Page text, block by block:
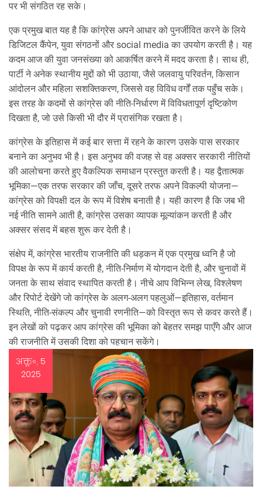
पर भी संगठित रह सके।
एक प्रमुख बात यह है कि कांग्रेस अपने आधार को पुनर्जीवित करने के लिये
डिजिटल कैंपेन, युवा संगठनों और social media का उपयोग करती है। यह
कदम आज की युवा जनसंख्या को आकर्षित करने में मदद करता है। साथ ही,
पार्टी ने अनेक स्थानीय मुद्दों को भी उठाया, जैसे जलवायु परिवर्तन, किसान
आंदोलन और महिला सशक्तिकरण, जिससे वह विविध वर्गों तक पहुँच सके।
इस तरह के कदमों से कांग्रेस की नीति‑निर्धारण में विविधतापूर्ण दृष्टिकोण
दिखता है, जो उसे किसी भी दौर में प्रासंगिक रखता है।
कांग्रेस के इतिहास में कई बार सत्ता में रहने के कारण उसके पास सरकार
बनाने का अनुभव भी है। इस अनुभव की वजह से वह अक्सर सरकारी नीतियों
की आलोचना करते हुए वैकल्पिक समाधान प्रस्तुत करती है। यह द्वैतात्मक
भूमिका—एक तरफ सरकार की जाँच, दूसरे तरफ अपने विकल्पी योजना—
कांग्रेस को विपक्षी दल के रूप में विशेष बनाती है। यही कारण है कि जब भी
नई नीति सामने आती है, कांग्रेस उसका व्यापक मूल्यांकन करती है और
अक्सर संसद में बहस शुरू कर देती है।
संक्षेप में, कांग्रेस भारतीय राजनीति की धड़कन में एक प्रमुख ध्वनि है जो
विपक्ष के रूप में कार्य करती है, नीति‑निर्माण में योगदान देती है, और चुनावों में
जनता के साथ संवाद स्थापित करती है। नीचे आप विभिन्न लेख, विश्लेषण
और रिपोर्ट देखेंगे जो कांग्रेस के अलग‑अलग पहलुओं—इतिहास, वर्तमान
स्थिति, नीति‑संकल्प और चुनावी रणनीति—को विस्तृत रूप से कवर करते हैं।
इन लेखों को पढ़कर आप कांग्रेस की भूमिका को बेहतर समझ पाएँगे और आज
की राजनीति में उसकी दिशा को पहचान सकेंगे।
अक्तू॰, 5
2025